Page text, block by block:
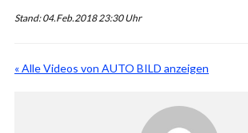
Stand: 04.Feb.2018 23:30 Uhr
« Alle Videos von AUTO BILD anzeigen